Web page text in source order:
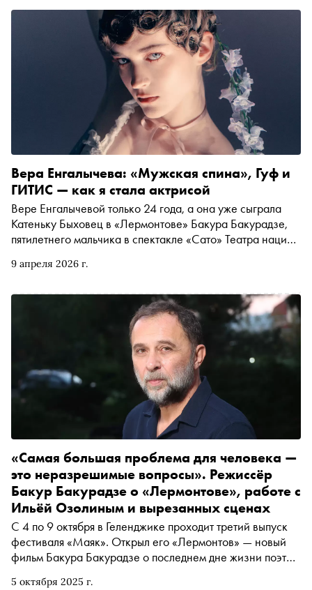
9 апреля 2026 г.
Вера Енгалычева: «Мужская спина», Гуф и
ГИТИС — как я стала актрисой
Вере Енгалычевой только 24 года, а она уже сыграла
Катеньку Быховец в «Лермонтове» Бакура Бакурадзе,
пятилетнего мальчика в спектакле «Сато» Театра наций
номера «Сноба» она рассказала Егору Спесивцеву о
изображала чайку для Дмитрия Крымова, «дурела от
счастья» на «Маяке», слушала Гуфа с Ильей Озолиным
и никогда не смотрела «Космическую одиссею» (но
носила футболку с постером, за что и была посрамлена!)
5 октября 2025 г.
«Самая большая проблема для человека —
это неразрешимые вопросы». Режиссёр
Бакур Бакурадзе о «Лермонтове», работе с
Ильёй Озолиным и вырезанных сценах
С 4 по 9 октября в Геленджике проходит третий выпуск
фестиваля «Маяк». Открыл его «Лермонтов» — новый
фильм Бакура Бакурадзе о последнем дне жизни поэта.